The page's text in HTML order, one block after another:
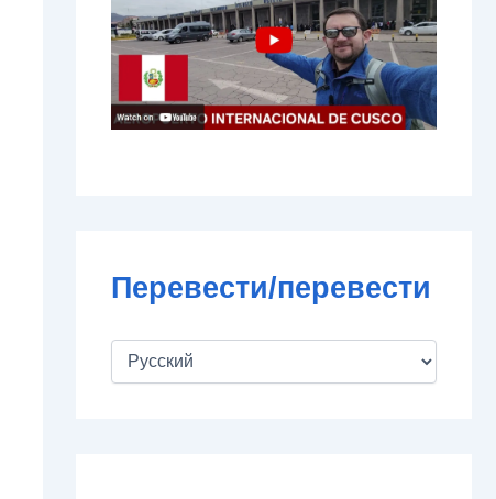
Перевести/перевести